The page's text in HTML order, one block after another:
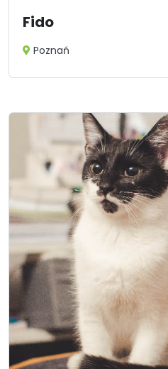
Fido
Poznań